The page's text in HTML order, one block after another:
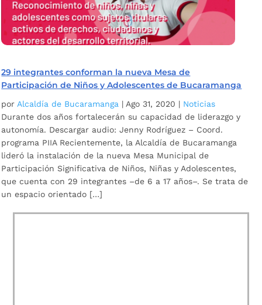
29 integrantes conforman la nueva Mesa de
Participación de Niños y Adolescentes de Bucaramanga
por Alcaldía de Bucaramanga | Ago 31, 2020 | Noticias
Durante dos años fortalecerán su capacidad de liderazgo y
autonomía. Descargar audio: Jenny Rodríguez – Coord.
programa PIIA Recientemente, la Alcaldía de Bucaramanga
lideró la instalación de la nueva Mesa Municipal de
Participación Significativa de Niños, Niñas y Adolescentes,
que cuenta con 29 integrantes –de 6 a 17 años–. Se trata de
un espacio orientado […]